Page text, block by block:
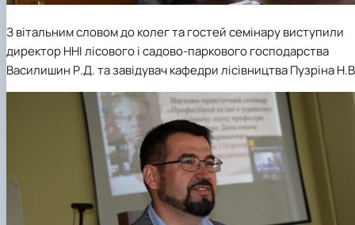
З вітальним словом до колег та гостей семінару виступили
директор ННІ лісового і садово-паркового господарства
Василишин Р.Д. та завідувач кафедри лісівництва Пузріна